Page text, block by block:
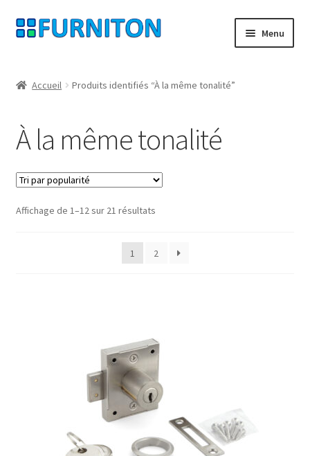
Aller
à
navigation
Aller
au
Menu
Protection des données
Droit de rétractation
Contact
Accueil Produits identifiés “À la même tonalité”
À la même tonalité
Affichage de 1–12 sur 21 résultatsTrié
1
2